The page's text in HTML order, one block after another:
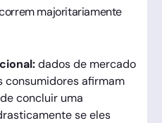
majoritariamente
dados de mercado
consumidores afirmam
concluir uma
se eles